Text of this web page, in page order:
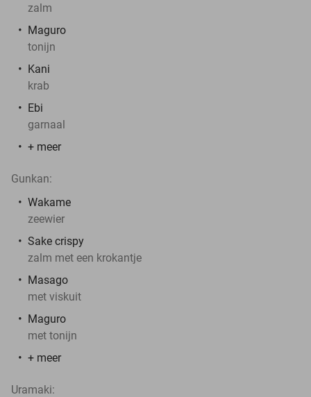
zalm
Maguro
tonijn
Kani
krab
Ebi
garnaal
+ meer
Gunkan:
Wakame
zeewier
Sake crispy
zalm met een krokantje
Masago
met viskuit
Maguro
met tonijn
+ meer
Uramaki: